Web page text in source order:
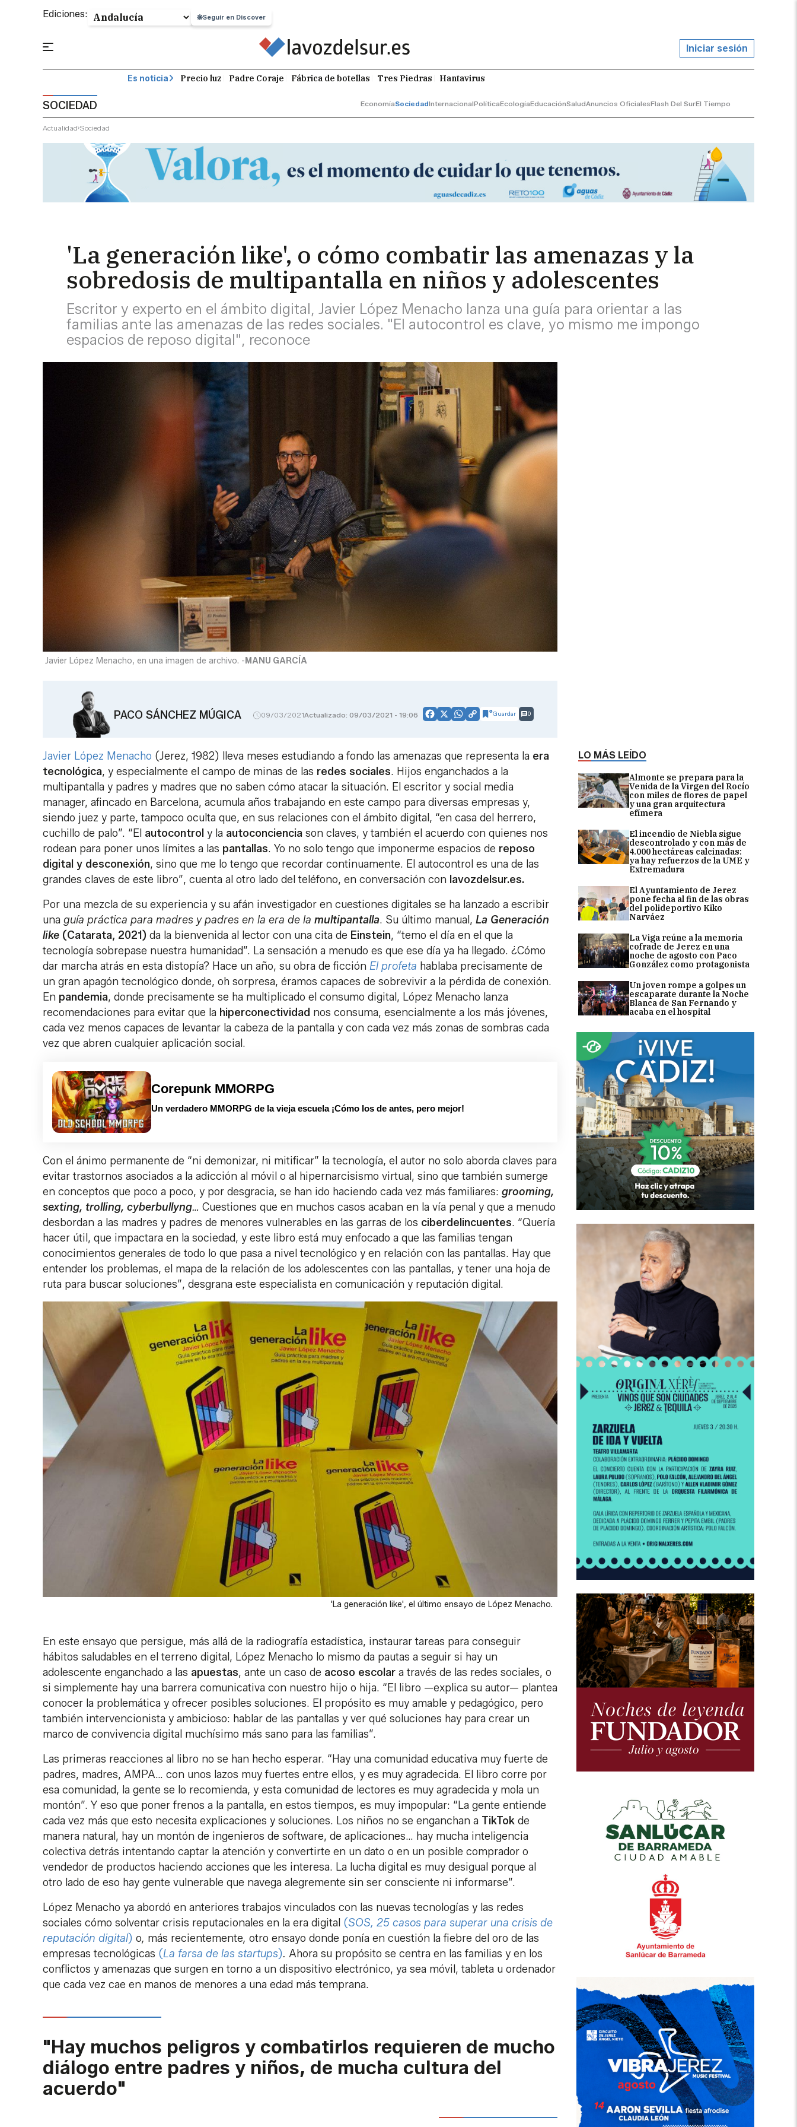
Ediciones: Seguir en Discover
Iniciar sesión
Es noticia Precio luz Padre Coraje Fábrica de botellas Tres Piedras Hantavirus
SOCIEDAD EconomíaSociedadInternacionalPolíticaEcologíaEducaciónSaludAnuncios OficialesFlash Del SurEl Tiempo
Actualidad Sociedad
'La generación like', o cómo combatir las amenazas y la
sobredosis de multipantalla en niños y adolescentes
Escritor y experto en el ámbito digital, Javier López Menacho lanza una guía para orientar a las
familias ante las amenazas de las redes sociales. "El autocontrol es clave, yo mismo me impongo
espacios de reposo digital", reconoce
LO MÁS LEÍDO
Almonte se prepara para la
Venida de la Virgen del Rocío
con miles de flores de papel
y una gran arquitectura
efímera
El incendio de Niebla sigue
descontrolado y con más de
4.000 hectáreas calcinadas:
ya hay refuerzos de la UME y
Extremadura
El Ayuntamiento de Jerez
pone fecha al fin de las obras
del polideportivo Kiko
Narváez
La Viga reúne a la memoria
cofrade de Jerez en una
noche de agosto con Paco
González como protagonista
Un joven rompe a golpes un
escaparate durante la Noche
Blanca de San Fernando y
acaba en el hospital
Javier López Menacho, en una imagen de archivo. - MANU GARCÍA
PACO SÁNCHEZ MÚGICA 09/03/2021Actualizado: 09/03/2021 - 19:06 Facebook
X WhatsApp
CopyGuardar 0
Javier López Menacho (Jerez, 1982) lleva meses estudiando a fondo las amenazas que representa la era
tecnológica, y especialmente el campo de minas de las redes sociales. Hijos enganchados a la
multipantalla y padres y madres que no saben cómo atacar la situación. El escritor y social media
manager, afincado en Barcelona, acumula años trabajando en este campo para diversas empresas y,
siendo juez y parte, tampoco oculta que, en sus relaciones con el ámbito digital, “en casa del herrero,
cuchillo de palo”. “El autocontrol y la autoconciencia son claves, y también el acuerdo con quienes nos
rodean para poner unos límites a las pantallas. Yo no solo tengo que imponerme espacios de reposo
digital y desconexión, sino que me lo tengo que recordar continuamente. El autocontrol es una de las
grandes claves de este libro”, cuenta al otro lado del teléfono, en conversación con lavozdelsur.es.
Por una mezcla de su experiencia y su afán investigador en cuestiones digitales se ha lanzado a escribir
una guía práctica para madres y padres en la era de la multipantalla. Su último manual, La Generación
like (Catarata, 2021) da la bienvenida al lector con una cita de Einstein, “temo el día en el que la
tecnología sobrepase nuestra humanidad”. La sensación a menudo es que ese día ya ha llegado. ¿Cómo
dar marcha atrás en esta distopía? Hace un año, su obra de ficción El profeta hablaba precisamente de
un gran apagón tecnológico donde, oh sorpresa, éramos capaces de sobrevivir a la pérdida de conexión.
En pandemia, donde precisamente se ha multiplicado el consumo digital, López Menacho lanza
recomendaciones para evitar que la hiperconectividad nos consuma, esencialmente a los más jóvenes,
cada vez menos capaces de levantar la cabeza de la pantalla y con cada vez más zonas de sombras cada
vez que abren cualquier aplicación social.
Corepunk MMORPG
Un verdadero MMORPG de la vieja escuela ¡Cómo los de antes, pero mejor!
Con el ánimo permanente de “ni demonizar, ni mitificar” la tecnología, el autor no solo aborda claves para
evitar trastornos asociados a la adicción al móvil o al hipernarcisismo virtual, sino que también sumerge
en conceptos que poco a poco, y por desgracia, se han ido haciendo cada vez más familiares: grooming,
sexting, trolling, cyberbullyng… Cuestiones que en muchos casos acaban en la vía penal y que a menudo
desbordan a las madres y padres de menores vulnerables en las garras de los ciberdelincuentes. “Quería
hacer útil, que impactara en la sociedad, y este libro está muy enfocado a que las familias tengan
conocimientos generales de todo lo que pasa a nivel tecnológico y en relación con las pantallas. Hay que
entender los problemas, el mapa de la relación de los adolescentes con las pantallas, y tener una hoja de
ruta para buscar soluciones”, desgrana este especialista en comunicación y reputación digital.
'La generación like', el último ensayo de López Menacho.
En este ensayo que persigue, más allá de la radiografía estadística, instaurar tareas para conseguir
hábitos saludables en el terreno digital, López Menacho lo mismo da pautas a seguir si hay un
adolescente enganchado a las apuestas, ante un caso de acoso escolar a través de las redes sociales, o
si simplemente hay una barrera comunicativa con nuestro hijo o hija. “El libro —explica su autor— plantea
conocer la problemática y ofrecer posibles soluciones. El propósito es muy amable y pedagógico, pero
también intervencionista y ambicioso: hablar de las pantallas y ver qué soluciones hay para crear un
marco de convivencia digital muchísimo más sano para las familias”.
Las primeras reacciones al libro no se han hecho esperar. “Hay una comunidad educativa muy fuerte de
padres, madres, AMPA… con unos lazos muy fuertes entre ellos, y es muy agradecida. El libro corre por
esa comunidad, la gente se lo recomienda, y esta comunidad de lectores es muy agradecida y mola un
montón”. Y eso que poner frenos a la pantalla, en estos tiempos, es muy impopular: “La gente entiende
cada vez más que esto necesita explicaciones y soluciones. Los niños no se enganchan a TikTok de
manera natural, hay un montón de ingenieros de software, de aplicaciones… hay mucha inteligencia
colectiva detrás intentando captar la atención y convertirte en un dato o en un posible comprador o
vendedor de productos haciendo acciones que les interesa. La lucha digital es muy desigual porque al
otro lado de eso hay gente vulnerable que navega alegremente sin ser consciente ni informarse”.
López Menacho ya abordó en anteriores trabajos vinculados con las nuevas tecnologías y las redes
sociales cómo solventar crisis reputacionales en la era digital (SOS, 25 casos para superar una crisis de
reputación digital) o, más recientemente, otro ensayo donde ponía en cuestión la fiebre del oro de las
empresas tecnológicas (La farsa de las startups). Ahora su propósito se centra en las familias y en los
conflictos y amenazas que surgen en torno a un dispositivo electrónico, ya sea móvil, tableta u ordenador
que cada vez cae en manos de menores a una edad más temprana.
"Hay muchos peligros y combatirlos requieren de mucho
diálogo entre padres y niños, de mucha cultura del
acuerdo"